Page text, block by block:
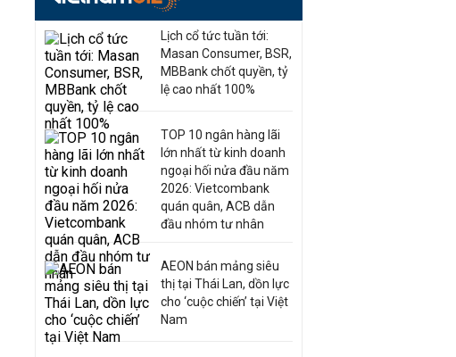
Lịch cổ tức tuần tới:
Masan Consumer, BSR,
MBBank chốt quyền, tỷ
lệ cao nhất 100%
TOP 10 ngân hàng lãi
lớn nhất từ kinh doanh
ngoại hối nửa đầu năm
2026: Vietcombank
quán quân, ACB dẫn
đầu nhóm tư nhân
AEON bán mảng siêu
thị tại Thái Lan, dồn lực
cho ‘cuộc chiến’ tại Việt
Nam